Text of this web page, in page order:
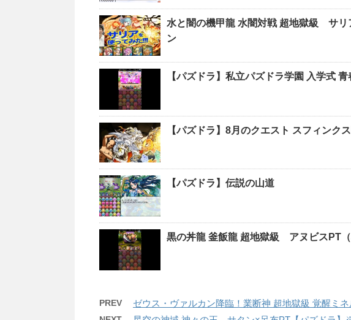
水と闇の機甲龍 水闇対戦 超地獄級 サ
ン
【パズドラ】私立パズドラ学園 入学式
【パズドラ】8月のクエスト スフィンク
【パズドラ】伝説の山道
黒の丼龍 釜飯龍 超地獄級 アヌビスPT（
PREV ゼウス・ヴァルカン降臨！業断神 超地獄級 覚醒ミ